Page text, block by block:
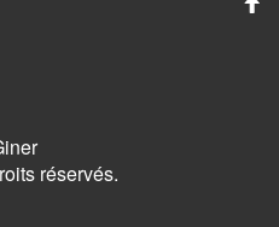
réservés.